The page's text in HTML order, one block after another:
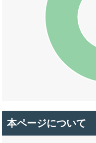
本ページについて